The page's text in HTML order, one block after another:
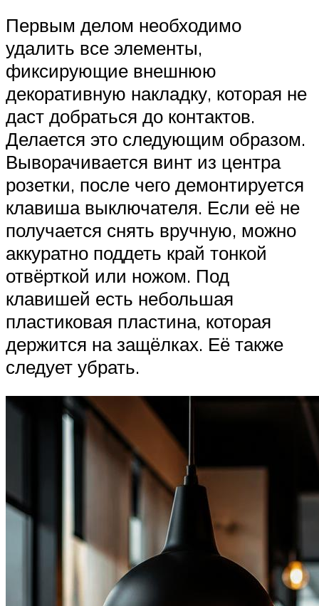
Первым делом необходимо
удалить все элементы,
фиксирующие внешнюю
декоративную накладку, которая не
даст добраться до контактов.
Делается это следующим образом.
Выворачивается винт из центра
розетки, после чего демонтируется
клавиша выключателя. Если её не
получается снять вручную, можно
аккуратно поддеть край тонкой
отвёрткой или ножом. Под
клавишей есть небольшая
пластиковая пластина, которая
держится на защёлках. Её также
следует убрать.